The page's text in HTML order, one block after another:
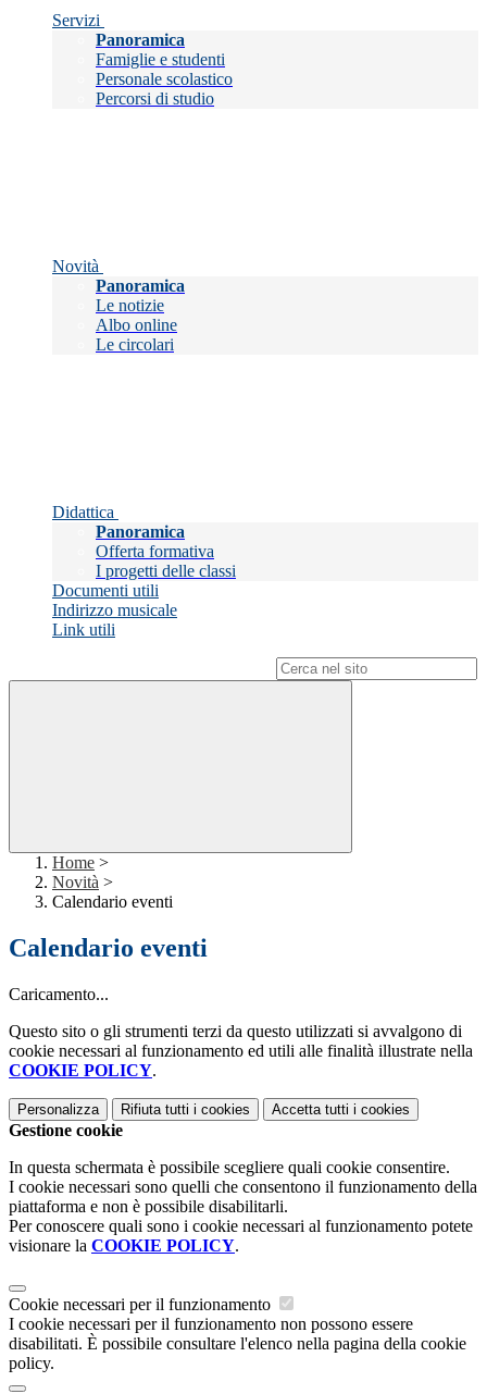
Servizi
Panoramica
Famiglie e studenti
Personale scolastico
Percorsi di studio
Novità
Panoramica
Le notizie
Albo online
Le circolari
Didattica
Panoramica
Offerta formativa
I progetti delle classi
Documenti utili
Indirizzo musicale
Link utili
Home >
Novità >
Calendario eventi
Calendario eventi
Caricamento...
Questo sito o gli strumenti terzi da questo utilizzati si avvalgono di
cookie necessari al funzionamento ed utili alle finalità illustrate nella
COOKIE POLICY.
Personalizza Rifiuta tutti i cookies Accetta tutti i cookies
Gestione cookie
In questa schermata è possibile scegliere quali cookie consentire.
I cookie necessari sono quelli che consentono il funzionamento della
piattaforma e non è possibile disabilitarli.
Per conoscere quali sono i cookie necessari al funzionamento potete
visionare la COOKIE POLICY.
Cookie necessari per il funzionamento
I cookie necessari per il funzionamento non possono essere
disabilitati. È possibile consultare l'elenco nella pagina della cookie
policy.